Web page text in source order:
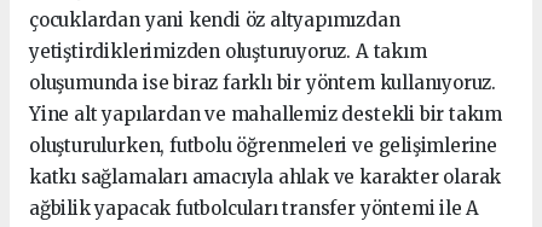
çocuklardan yani kendi öz altyapımızdan
yetiştirdiklerimizden oluşturuyoruz. A takım
oluşumunda ise biraz farklı bir yöntem kullanıyoruz.
Yine alt yapılardan ve mahallemiz destekli bir takım
oluşturulurken, futbolu öğrenmeleri ve gelişimlerine
katkı sağlamaları amacıyla ahlak ve karakter olarak
ağbilik yapacak futbolcuları transfer yöntemi ile A